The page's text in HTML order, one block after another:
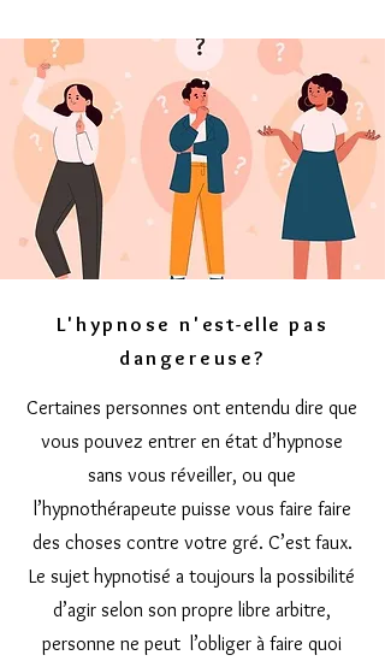
L'hypnose n' est-elle pas
dangereuse?
Certaines personnes ont entendu dire que
vous pouvez entrer en état d’hypnose
sans vous réveiller, ou que
l’hypnothérapeute puisse vous faire faire
des choses contre votre gré. C’est faux.
Le sujet hypnotisé a toujours la possibilité
d’agir selon son propre libre arbitre,
personne ne peut l’obliger à faire quoi